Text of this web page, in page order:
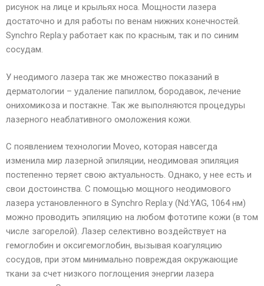
рисунок на лице и крыльях носа. Мощности лазера
достаточно и для работы по венам нижних конечностей.
Synchro Repla:y работает как по красным, так и по синим
сосудам.
У неодимого лазера так же множество показаний в
дерматологии – удаление папиллом, бородавок, лечение
онихомикоза и постакне. Так же выполняются процедуры
лазерного неаблативного омоложения кожи.
С появлением технологии Moveo, которая навсегда
изменила мир лазерной эпиляции, неодимовая эпиляция
постепенно теряет свою актуальность. Однако, у нее есть и
свои достоинства. С помощью мощного неодимового
лазера установленного в Synchro Repla:y (Nd:YAG, 1064 нм)
можно проводить эпиляцию на любом фототипе кожи (в том
числе загорелой). Лазер селективно воздействует на
гемоглобин и оксигемоглобин, вызывая коагуляцию
сосудов, при этом минимально повреждая окружающие
ткани за счет низкого поглощения энергии лазера